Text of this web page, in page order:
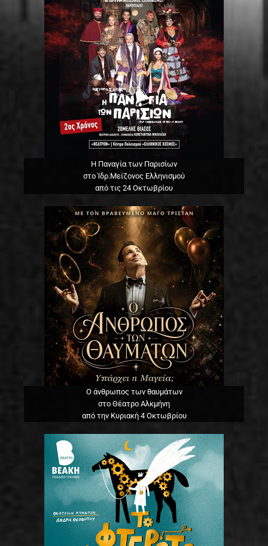
Η Παναγία των Παρισίων
στο Ίδρ.Μείζονος Ελληνισμού
από τις 24 Οκτωβρίου
Ο άνθρωπος των θαυμάτων
στο Θέατρο Αλκμήνη
από την Κυριακή 4 Οκτωβρίου